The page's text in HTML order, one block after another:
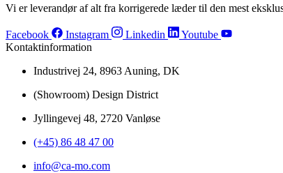
Vi er leverandør af alt fra korrigerede læder til den mest
Facebook Instagram Linkedin
Youtube
Kontaktinformation
Industrivej 24, 8963 Auning, DK
(Showroom) Design District
Jyllingevej 48, 2720 Vanløse
(+45) 86 48 47 00
info@ca-mo.com